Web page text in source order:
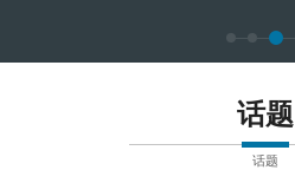
话题
话题